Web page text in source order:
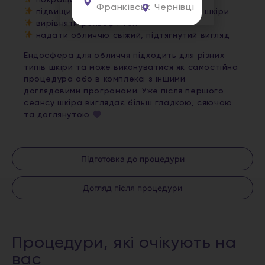
Підготовка до процедури
Догляд після процедури
підвищити пружність та еластичність шкіри
вирівняти рельєф і тон
надати обличчю свіжий, підтягнутий вигляд
Ендосфера для обличчя підходить для різних
типів шкіри та може виконуватися як самостійна
процедура або в комплексі з іншими
доглядовими програмами. Уже після першого
сеансу шкіра виглядає більш гладкою, сяючою
та доглянутою
Процедури, які очікують на
вас
Франківськ Чернівці